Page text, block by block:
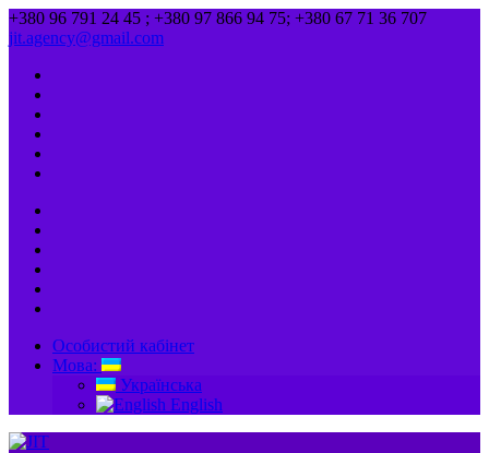
+380 96 791 24 45 ; +380 97 866 94 75; +380 67 71 36 707
jit.agency@gmail.com
Особистий кабінет
Мова:
Українська
English